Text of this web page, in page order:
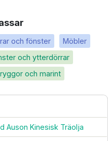
och fönster
Möbler
och ytterdörrar
och marint
Auson Kinesisk Träolja